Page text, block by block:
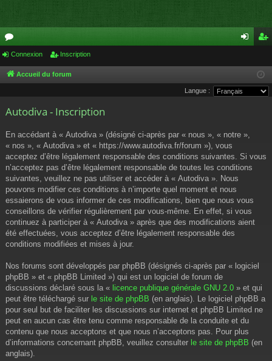
or
u
s
cri
pti
Connexion Inscription
Accueil du forum
Langue :
Autodiva - Inscription
En accédant à « Autodiva » (désigné ci-après par « nous », « notre »,
« nos », « Autodiva » et « https://www.autodiva.fr/forum »), vous
acceptez d’être légalement responsable des conditions suivantes. Si vous
n’acceptez pas d’être légalement responsable de toutes les conditions
suivantes, veuillez ne pas utiliser et accéder à « Autodiva ». Nous
pouvons modifier ces conditions à n’importe quel moment et nous
essaierons de vous informer de ces modifications, bien que nous vous
conseillons de vérifier régulièrement par vous-même. En effet, si vous
continuez à participer à « Autodiva » après que des modifications aient
été effectuées, vous acceptez d’être légalement responsable des
conditions modifiées et mises à jour.
Nos forums sont développés par phpBB (désignés ci-après par « logiciel
phpBB » et « phpBB Limited ») qui est un logiciel de forum de
discussions déclaré sous la « licence publique générale GNU 2.0 » et qui
peut être téléchargé sur le site de phpBB (en anglais). Le logiciel phpBB a
pour seul but de faciliter les discussions sur internet et phpBB Limited ne
peut en aucun cas être tenu comme responsable de la conduite et du
contenu que nous acceptons et que nous n’acceptons pas. Pour plus
d’informations concernant phpBB, veuillez consulter le site de phpBB (en
anglais).